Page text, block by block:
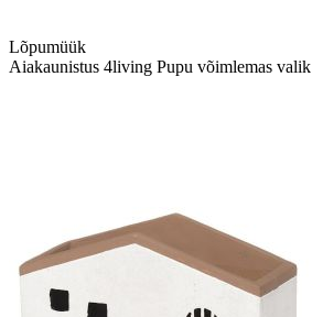
Lõpumüük
Aiakaunistus 4living Pupu võimlemas valik